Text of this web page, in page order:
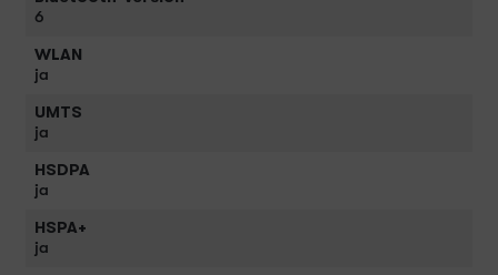
6
WLAN
ja
UMTS
ja
HSDPA
ja
HSPA+
ja